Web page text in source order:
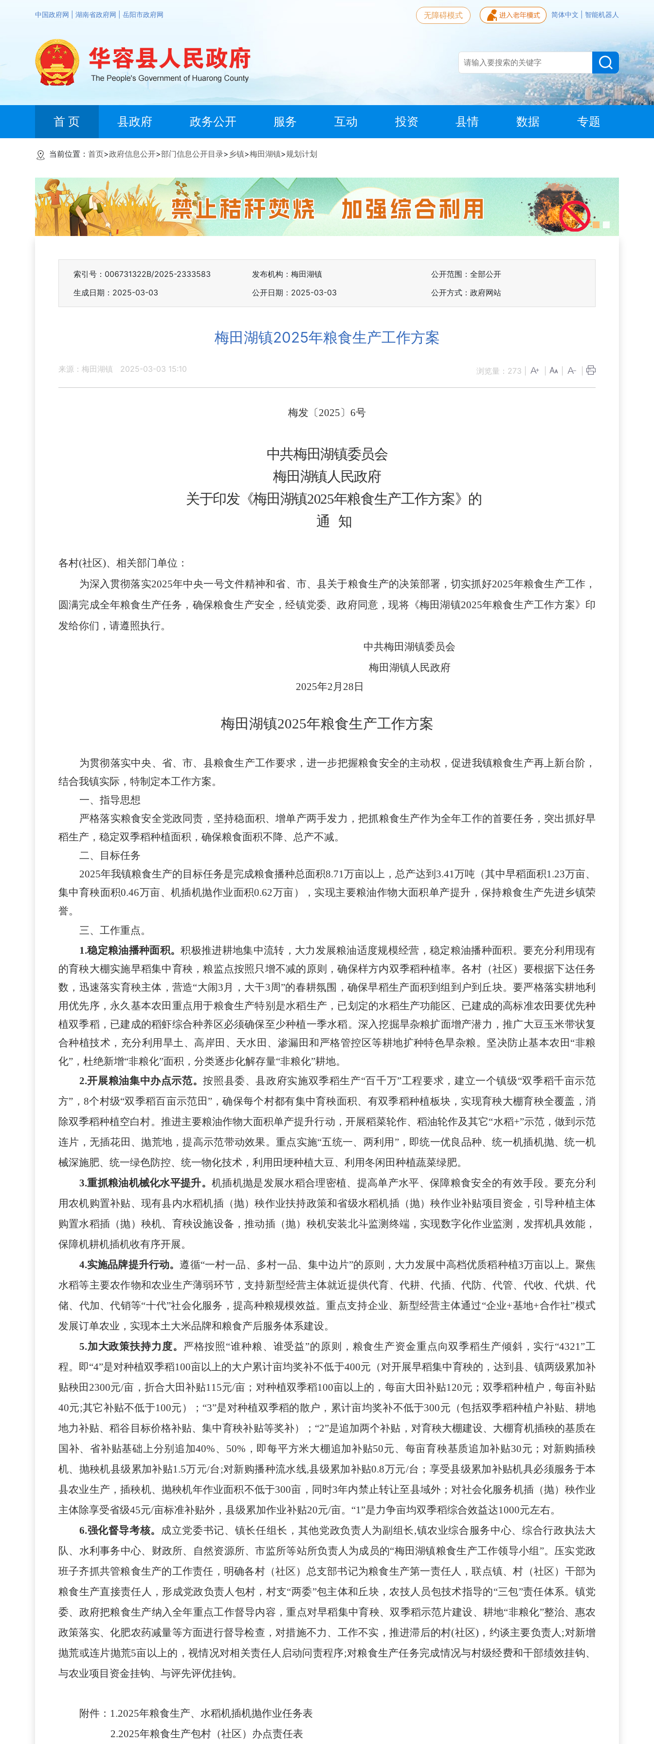
中国政府网 湖南省政府网 岳阳市政府网 简体中文 智能机器人
无障碍模式
首 页 县政府 政务公开 服务 互动 投资 县情 数据 专题
当前位置： 首页>政府信息公开>部门信息公开目录> 乡镇>梅田湖镇>规划计划
索引号：006731322B/2025-2333583 发布机构：梅田湖镇
公开范围：全部公开
生成日期：2025-03-03
公开日期：2025-03-03 公开方式：政府网站
梅田湖镇2025年粮食生产工作方案
来源：梅田湖镇 2025-03-03 15:10 浏览量： 273
梅发〔2025〕 6号
中共梅田湖镇委员会
梅田湖镇人民政府
关于印发《梅田湖镇2025年粮食生产工作方案》的
通
知
各村(社区)、相关部门单位：
为深入贯彻落实2025年中央一号文件精神和省、市、县关于粮食生产的决策部署，切实抓好2025年粮食生产工作，
圆满完成全年粮食生产任务，确保粮食生产安全，经镇党委、政府同意，现将《梅田湖镇2025年粮食生产工作方案》印
发给你们，请遵照执行。
中共梅田湖镇委员会
梅田湖镇人民政府
2025年2月 28 日
梅田湖镇2025年粮食生产工作方案
为贯彻落实中央、省、市、县粮食生产工作要求，进一步把握粮食安全的主动权，促进我镇粮食生产再上新台阶，
结合我镇实际，特制定本工作方案。
一、 指导思想
严格落实粮食安全党政同责，坚持稳面积、增单产两手发力，把抓粮食生产作为全年工作的首要任务，突出抓好早
稻生产，稳定双季稻种植面积， 确保粮食面积不降、总产不减。
二、目标任务
2025年我镇粮食生产的目标任务是完成粮食播种总面积8.71万亩以上，总产达到3.41万吨 （其中早稻面积1.23万亩、
集中育秧面积0.46万亩、机插机抛作业面积0.62万亩）
，实现主要粮油作物大面积单产提升，保持粮食生产先进乡镇荣
誉。
三、工作重点。
1.稳定粮油播种面积。积极推进耕地集中流转，大力发展粮油适度规模经营，稳定粮油播种面积。要充分利用现有
的育秧大棚实施早稻集中育秧 ，粮监点按照只增不减的原则，确保样方内双季稻种植率。各村（社区）要根据下达任务
数，迅速落实育秧主体，营造“大闹3月，大干3周”的春耕氛围，确保早稻生产面积到组到户到丘块。要严格落实耕地利
用优先序，永久基本农田重点用于粮食生产特别是水稻生产，已划定的水稻生产功能区、已建成的高标准农田要优先种
植双季稻，已建成的稻虾综合种养区必须确保至少种植一季水稻。深入挖掘旱杂粮扩面增产潜力，推广大豆玉米带状复
合种植技术，充分利用旱土、高岸田、天水田、渗漏田和严格管控区等耕地扩种特色旱杂粮。坚决防止基本农田 “非粮
化”，杜绝新增“非粮化”面积，分类逐步化解存量“非粮化”耕地。
2.开展粮油集中办点示范。按照县委、县政府实施双季稻生产“百千万”工程要求，建立一个镇级“双季稻千亩示范
方” ， 8个村级“双季稻百亩示范田 ”，确保每个村都有集中育秧面积、有双季稻种植板块 ，实现育秧大棚育秧全覆盖，消
除双季稻种植空白村。推进主要粮油作物大面积单产提升行动，开展稻菜轮作、稻油轮作及其它“水稻+”示范，做到示范
连片，无插花田、抛荒地，提高示范带动效果。重点实施“五统一、两利用”，即统一优良品种、统一机插机抛、统一机
械深施肥、统一绿色防控、统一物化技术，利用田埂种植大豆、利用冬闲田种植蔬菜绿肥。
3.重抓粮油机械化水平提升。机插机抛是发展水稻合理密植、提高单产水平、保障粮食安全的有效手段。要充分利
用农机购置补贴、现有县内水稻机插（抛）秧作业扶持政策和省级水稻机插（抛）秧作业补贴项目资金，引导种植主体
购置水稻插（抛）秧机、育秧设施设备，推动插（抛）秧机安装北斗监测终端，实现数字化作业监测，发挥机具效能，
保障机耕机插机收有序开展。
4.实施品牌提升行动。遵循“一村一品、多村一品、集中边片”的原则，大力发展中高档优质稻种植3万亩以上。聚焦
水稻等主要农作物和农业生产薄弱环节，支持新型经营主体就近提供代育、代耕、代插、代防、代管、代收、代烘、代
储、代加、代销等“十代”社会化服务，提高种粮规模效益。重点支持企业、新型经营主体通过“企业+基地+合作社”模式
发展订单农业，实现本土大米品牌和粮食产后服务体系建设。
5.加大政策扶持力度。 严格按照“谁种粮、谁受益”的原则，粮食生产资金重点向双季稻生产倾斜，实行“4321”工
程。即“4”是对种植双季稻100亩以上的大户累计亩均奖补不低于400元（对开展早稻集中育秧的，达到县、镇两级累加补
贴秧田 2300元/亩，折合大田补贴115元/亩；对种植双季稻100亩以上的，每亩大田补贴120元；双季稻种植户，每亩补贴
40元;其它补贴不低于100元）；“3”是对种植双季稻的散户，累计亩均奖补不低于300元（包括双季稻种植户补贴、耕地
地力补贴、稻谷目标价格补贴、集中育秧补贴等奖补）；“2”是追加两个补贴，对育秧大棚建设、大棚育机插秧的基质在
国补、省补贴基础上分别追加40%、50%，即每平方米大棚追加补贴50元、每亩育秧基质追加补贴30元；对新购插秧
机、抛秧机县级累加补贴1.5万元/台;对新购播种流水线,县级累加补贴0.8万元/台；享受县级累加补贴机具必须服务于本
县农业生产，插秧机、抛秧机年作业面积不低于300亩，同时3年内禁止转让至县域外；对社会化服务机插（抛）秧作业
主体除享受省级45元/亩标准补贴外，县级累加作业补贴20元/亩。“1”是力争亩均双季稻综合效益达1000元左右。
6.强化督导考核。 成立党委书记、镇长任组长，其他党政负责人为副组长,镇农业综合服务中心、综合行政执法大
队、 水利事务中心、财政所、自然资源所、市监所等站所负责人为成员的“梅田湖镇粮食生产工作领导小组”。 压实党政
班子齐抓共管粮食生产的工作责任 ，明确各村（社区）总支部书记为粮食生产第一责任人，联点镇、村（社区）干部为
粮食生产直接责任人，形成党政负责人包村，村支“两委”包主体和丘块，农技人员包技术指导的“三包”责任体系。镇党
委、政府把粮食生产纳入全年重点工作督导内容，重点对早稻集中育秧、双季稻示范片建设、耕地“非粮化”整治、惠农
政策落实、化肥农药减量等方面进行督导检查，对措施不力、工作不实，推进滞后的村(社区)，约谈主要负责人;对新增
抛荒或连片抛荒5亩以上的，视情况对相关责任人启动问责程序;对粮食生产任务完成情况与村级经费和干部绩效挂钩、
与农业项目资金挂钩、与评先评优挂钩。
附件： 1.2025年粮食生产、水稻机插机抛作业任务表
2.2025年粮食生产包村（社区）办点责任表